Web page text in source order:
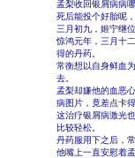
孟梨收回银屑病病
死后能投个好胎呢
三月初九，姬宁继
惊鸿元年，三月十
得的丹药。
常衡想以自身鲜血
去。
孟梨却嫌他的血恶
病图片，竟差点卡
这治疗银屑病激光
比较轻松。
丹药服用下之后，
他嘴上一直安慰着